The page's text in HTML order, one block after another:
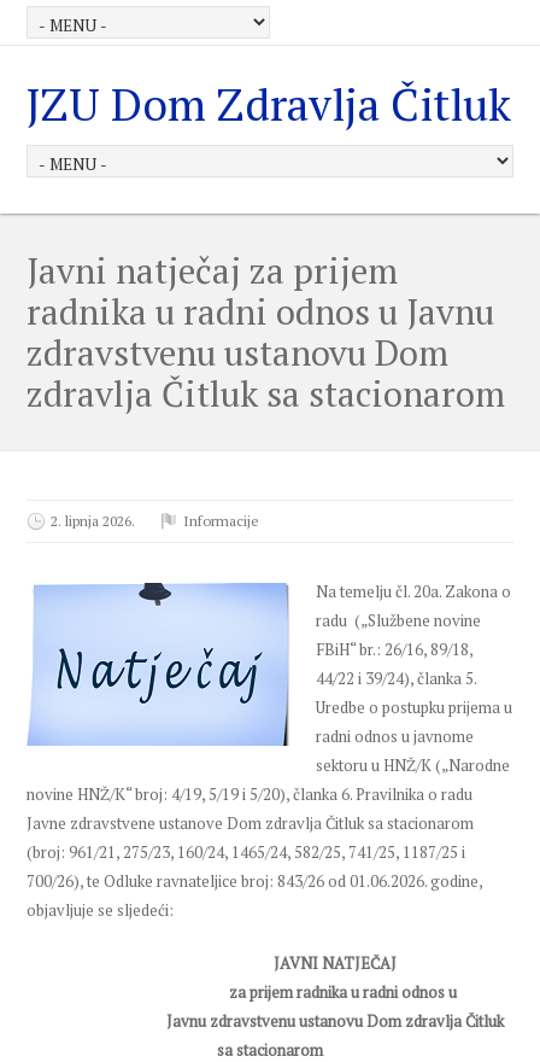
JZU Dom Zdravlja Čitluk
Javni natječaj za prijem
radnika u radni odnos u Javnu
zdravstvenu ustanovu Dom
zdravlja Čitluk sa stacionarom
2. lipnja 2026. Informacije
Na temelju čl. 20a. Zakona o
radu („Službene novine
FBiH“ br.: 26/16, 89/18,
44/22 i 39/24), članka 5.
Uredbe o postupku prijema u
radni odnos u javnome
sektoru u HNŽ/K („Narodne
novine HNŽ/K“ broj: 4/19, 5/19 i 5/20), članka 6. Pravilnika o radu
Javne zdravstvene ustanove Dom zdravlja Čitluk sa stacionarom
(broj: 961/21, 275/23, 160/24, 1465/24, 582/25, 741/25, 1187/25 i
700/26), te Odluke ravnateljice broj: 843/26 od 01.06.2026. godine,
objavljuje se sljedeći:
JAVNI NATJEČAJ
za prijem radnika u radni odnosu
Javnu zdravstvenu ustanovu Dom zdravlja Čitluk
sa stacionarom